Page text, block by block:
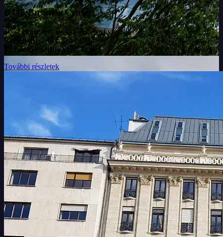
BJ48 Business Center
1054 Budapest, Bajcsy-Zsilinszky út 48.
Bérleti díj:290 - 320 EUR/fő/hó
Üzemeltetési díj:NINCS!
További részletek